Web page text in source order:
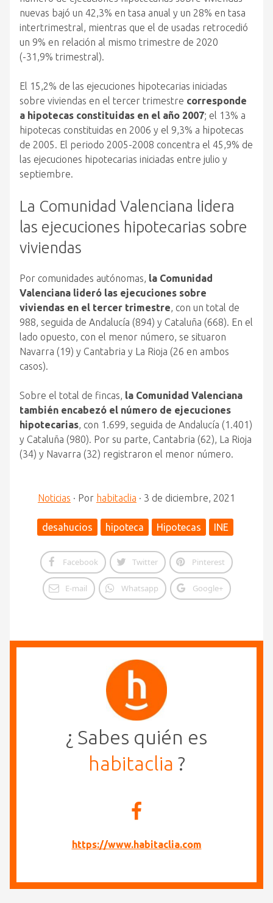
nuevas bajó un 42,3% en tasa anual y un 28% en tasa
intertrimestral, mientras que el de usadas retrocedió
un 9% en relación al mismo trimestre de 2020
(-31,9% trimestral).
El 15,2% de las ejecuciones hipotecarias iniciadas
sobre viviendas en el tercer trimestre corresponde
a hipotecas constituidas en el año 2007; el 13% a
hipotecas constituidas en 2006 y el 9,3% a hipotecas
de 2005. El periodo 2005-2008 concentra el 45,9% de
las ejecuciones hipotecarias iniciadas entre julio y
septiembre.
La Comunidad Valenciana lidera
las ejecuciones hipotecarias sobre
viviendas
Por comunidades autónomas, la Comunidad
Valenciana lideró las ejecuciones sobre
viviendas en el tercer trimestre, con un total de
988, seguida de Andalucía (894) y Cataluña (668). En el
lado opuesto, con el menor número, se situaron
Navarra (19) y Cantabria y La Rioja (26 en ambos
casos).
Sobre el total de fincas, la Comunidad Valenciana
también encabezó el número de ejecuciones
hipotecarias, con 1.699, seguida de Andalucía (1.401)
y Cataluña (980). Por su parte, Cantabria (62), La Rioja
(34) y Navarra (32) registraron el menor número.
Noticias · Por habitaclia · 3 de diciembre, 2021
desahucios hipoteca Hipotecas INE
Facebook Twitter Pinterest
E-mail Whatsapp Google+
¿ Sabes quién es
habitaclia ?
https://www.habitaclia.com